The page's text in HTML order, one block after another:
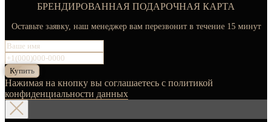
БРЕНДИРОВАННАЯ ПОДАРОЧНАЯ КАРТА
Оставьте заявку, наш менеджер вам перезвонит в течение 15 минут
Купить
Нажимая на кнопку вы соглашаетесь с политикой
конфиденциальности данных